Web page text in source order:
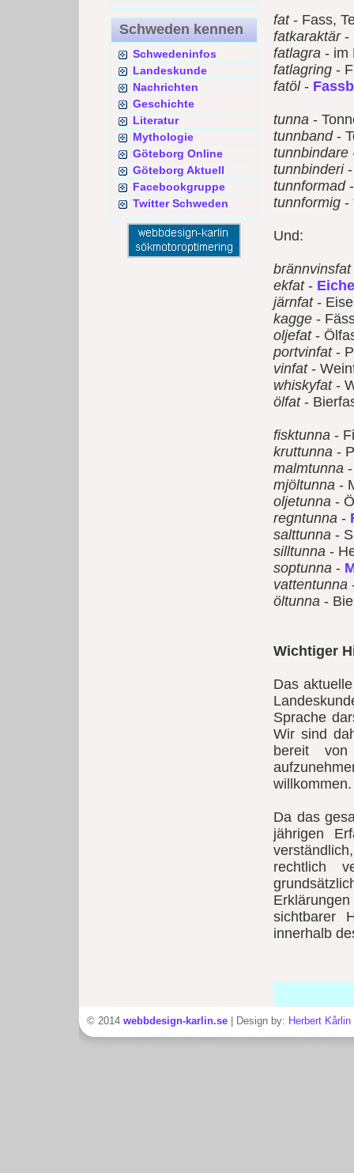
Schweden kennen
Schwedeninfos
Landeskunde
Nachrichten
Geschichte
Literatur
Mythologie
Göteborg Online
Göteborg Aktuell
Facebookgruppe
Twitter Schweden
fat- Fass,
fatkaraktär-
fatlagra - im
fatlagring -
fatöl-
tunna -
tunnband-
tunnbindare
tunnbinderi-
tunnformad-
tunnformig -
Und:
brännvinsfat
ekfat-
järnfat-
kagge -
oljefat-
portvinfat-
vinfat-
whiskyfat-
ölfat-
fisktunna -
kruttunna -
malmtunna
mjöltunna -
oljetunna -
regntunna -
salttunna -
silltunna -
soptunna -
vattentunna
öltunna -
Wichtiger
Das
Sprache
Wir sind
bereit
willkommen.
Da das
jährigen
rechtlich
sichtbarer
innerhalb
© 2014 webbdesign-karlin.se | Design by: Herbert Kårlin